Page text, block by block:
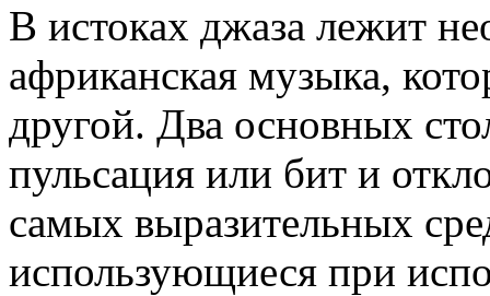
В истоках джаза лежит
африканская музыка,
другой. Два основных
пульсация или бит и
самых выразительных
использующиеся при